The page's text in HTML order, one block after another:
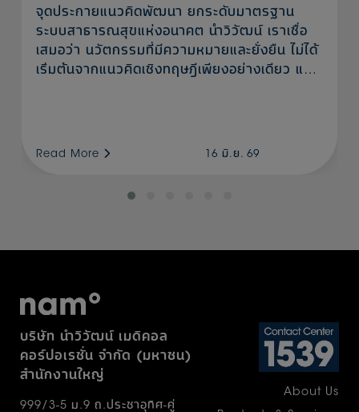
จุดประกายแนวคิดพัฒนา ยกระดับมาตรฐาน
ระบบสาธารณสุขแห่งอนาคต นำวิวัฒน์ เราเชื่อ
เสมอว่า นวัตกรรมที่มีความหมายและยั่งยืน ไม่ได้
เริ่มต้นจากแนวคิดเชิงทฤษฎีเพียงอย่างเดียว แต่
ร่วมกับ สำนักงานพัฒนาวิทยาศาสตร์และ
กระบวนการทำงานด้านการฆ่าเชื้อและการทำให้
ปราศจากเชื้อที่เป็นรูปธรรม โดยผลงานที่เข้าร่วม
ประกวดยังมีศักยภาพในการพัฒนาต่อยอดสู่เชิง
พาณิชย์ อันจะก่อให้เกิดประโยชน์ต่อระบบ
สาธารณสุขและเศรษฐกิจของประเทศองค์รวม
แล้ววันนี้ก้เดินทางมาถึงเส้นชัย ขอแสดง
Read More 16 มิ.ย. 69
บริษัท นำวิวัฒน์ เมดิคอล
คอร์ปอเรชั่น จำกัด (มหาชน)
สำนักงานใหญ่
999/3-5 ม.9 ถ.ประชาอุทิศ-คู่
About Us